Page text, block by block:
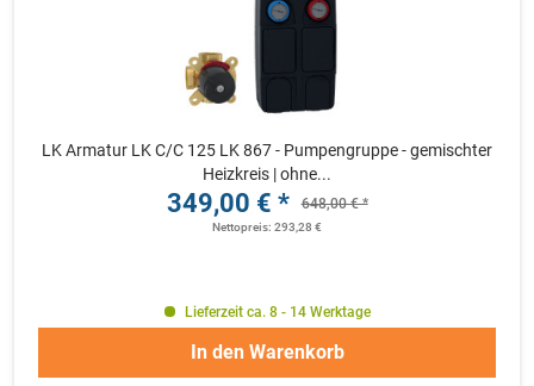
LK Armatur LK C/C 125 LK 867 - Pumpengruppe - gemischter
Heizkreis | ohne...
349,00 € * 648,00 € *
Nettopreis: 293,28 €
Lieferzeit ca. 8 - 14 Werktage
In den Warenkorb